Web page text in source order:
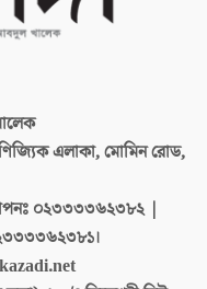
এলাকা, মোমিন রোড,
০২৩৩৩৩৬২৩৮২ |